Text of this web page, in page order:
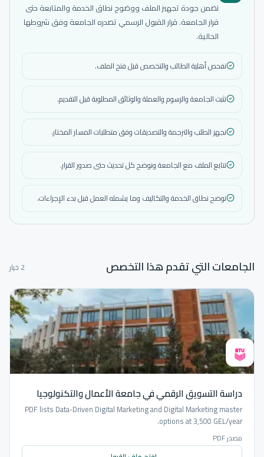
نضمن جودة تجهيز الملف ووضوح نطاق الخدمة والمتابعة حتى
قرار الجامعة. قرار القبول الرسمي تصدره الجامعة وفق شروطها
الحالية.
نفحص أهلية الطالب والتخصص قبل فتح الملف.
نثبت الجامعة والرسوم والعملة والوثائق المطلوبة قبل التقديم.
نجهز الطلب والترجمة والتصديقات وفق متطلبات المسار المختار.
نتابع الملف مع الجامعة ونوضح كل تحديث حتى صدور القرار.
نوضح نطاق الخدمة والتكاليف وما يشمله العمل قبل بدء الإجراءات.
الجامعات التي تقدم هذا التخصص 2 خيار
دراسة التسويق الرقمي في جامعة الأعمال والتكنولوجيا
PDF lists Data-Driven Digital Marketing and Digital Marketing master
options at 3,500 GEL/year.
مصدر PDF